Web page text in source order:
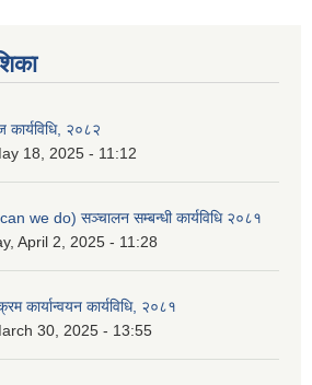
२०८२
18, 2025 - 11:12
can we do) सञ्चालन सम्बन्धी कार्यविधि २०८१
April 2, 2025 - 11:28
कार्यान्वयन कार्यविधि, २०८१
30, 2025 - 13:55